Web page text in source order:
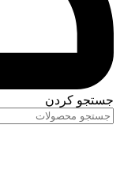
جستجو کردن